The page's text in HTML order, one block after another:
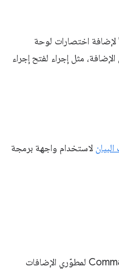
لإضافة اختصارات لوحة
مثل إجراء لفتح إجراء
لاستخدام واجهة برمجة
تتيح واجهة برمجة التطبيقات Commands API لمطوّري الإضافات